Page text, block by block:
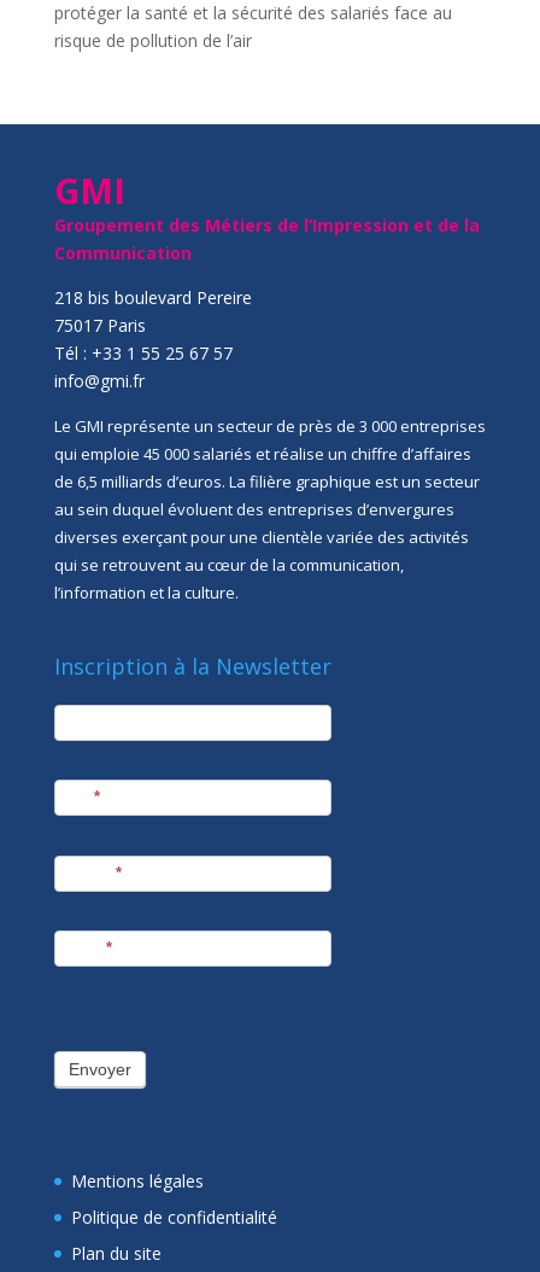
protéger la santé et la sécurité des salariés face au
risque de pollution de l’air
GMI
Groupement des Métiers de l’Impression et de la
Communication
218 bis boulevard Pereire
75017 Paris
Tél : +33 1 55 25 67 57
info@gmi.fr
Le GMI représente un secteur de près de 3 000 entreprises
qui emploie 45 000 salariés et réalise un chiffre d’affaires
de 6,5 milliards d’euros. La filière graphique est un secteur
au sein duquel évoluent des entreprises d’envergures
diverses exerçant pour une clientèle variée des activités
qui se retrouvent au cœur de la communication,
l’information et la culture.
Inscription à la Newsletter
newsletter
*
*
*
Envoyer
Mentions légales
Politique de confidentialité
Plan du site